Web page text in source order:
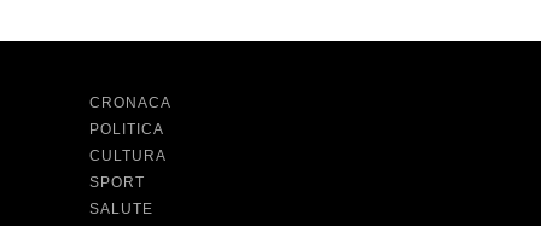
CRONACA
POLITICA
CULTURA
SPORT
SALUTE